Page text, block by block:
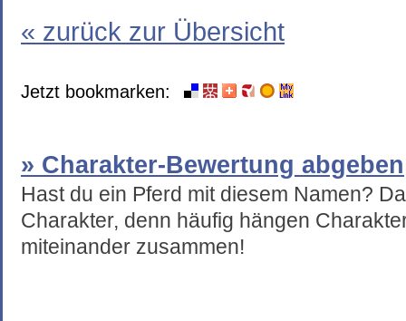
« zurück zur Übersicht
Jetzt bookmarken:
» Charakter-Bewertung abgeben
Hast du ein Pferd mit diesem Namen?
Charakter, denn häufig hängen
miteinander zusammen!